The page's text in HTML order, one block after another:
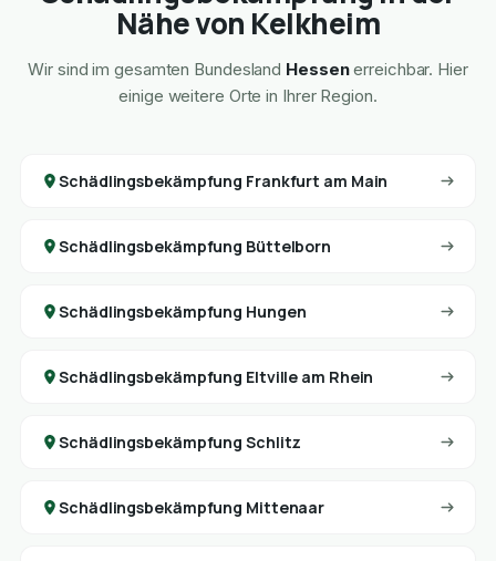
Nähe von Kelkheim
Wir sind im gesamten Bundesland Hessenerreichbar. Hier
einige weitere Orte in Ihrer Region.
Schädlingsbekämpfung Frankfurt am Main
Schädlingsbekämpfung Büttelborn
Schädlingsbekämpfung Hungen
Schädlingsbekämpfung Eltville am Rhein
Schädlingsbekämpfung Schlitz
Schädlingsbekämpfung Mittenaar